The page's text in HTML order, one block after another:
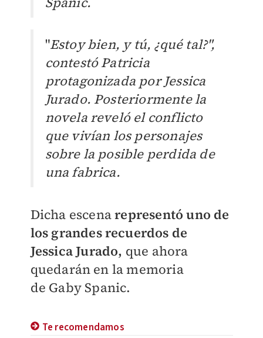
"Estoy bien, y tú, ¿qué tal?",
contestó Patricia
protagonizada por Jessica
Jurado. Posteriormente la
novela reveló el conflicto
que vivían los personajes
sobre la posible perdida de
una fabrica.
Dicha escenarepresentó uno de
los grandes recuerdos de
Jessica Jurado, que ahora
quedarán en la memoria
de Gaby Spanic.
Te recomendamos